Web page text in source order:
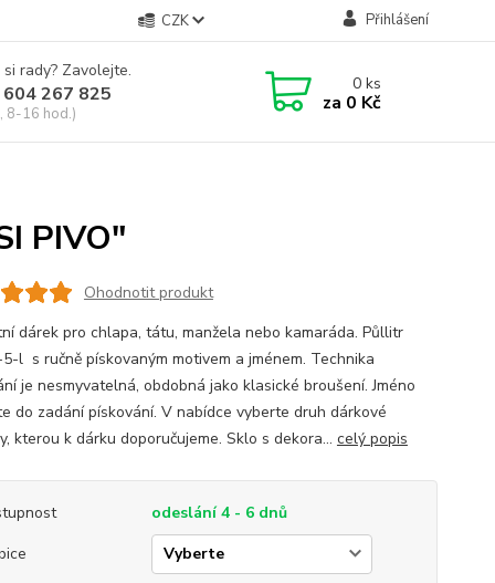
CZK Přihlášení
rady? Zavolejte.
267 825
8-16 hod.)
0ks
za 0 Kč
PIVO"
Ohodnotit produkt
dárek pro chlapa, tátu, manžela nebo kamaráda. Půllitr
l s ručně pískovaným motivem a jménem. Technika
je nesmyvatelná, obdobná jako klasické broušení. Jméno
do zadání pískování. V nabídce vyberte druh dárkové
kterou k dárku doporučujeme. Sklo s dekora... celý popis
odeslání 4 - 6 dnů